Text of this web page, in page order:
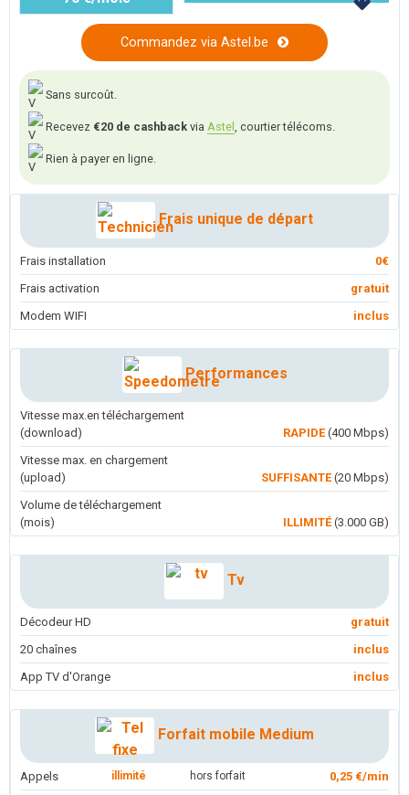
Commandez via Astel.be
Sans surcoût.
Recevez €20 de cashback via Astel , courtier télécoms.
Rien à payer en ligne.
Frais unique de départ
Frais installation
0€
Frais activation
gratuit
Modem WIFI
inclus
Performances
Vitesse max.en téléchargement
(download)
RAPIDE(400 Mbps)
Vitesse max. en chargement
(upload)
SUFFISANTE(20 Mbps)
Volume de téléchargement
(mois)
ILLIMITÉ(3.000 GB)
Tv
Décodeur HD
gratuit
20 chaînes
inclus
App TV d'Orange
inclus
Forfait mobile Medium
Appels illimité hors forfait
0,25 €/min